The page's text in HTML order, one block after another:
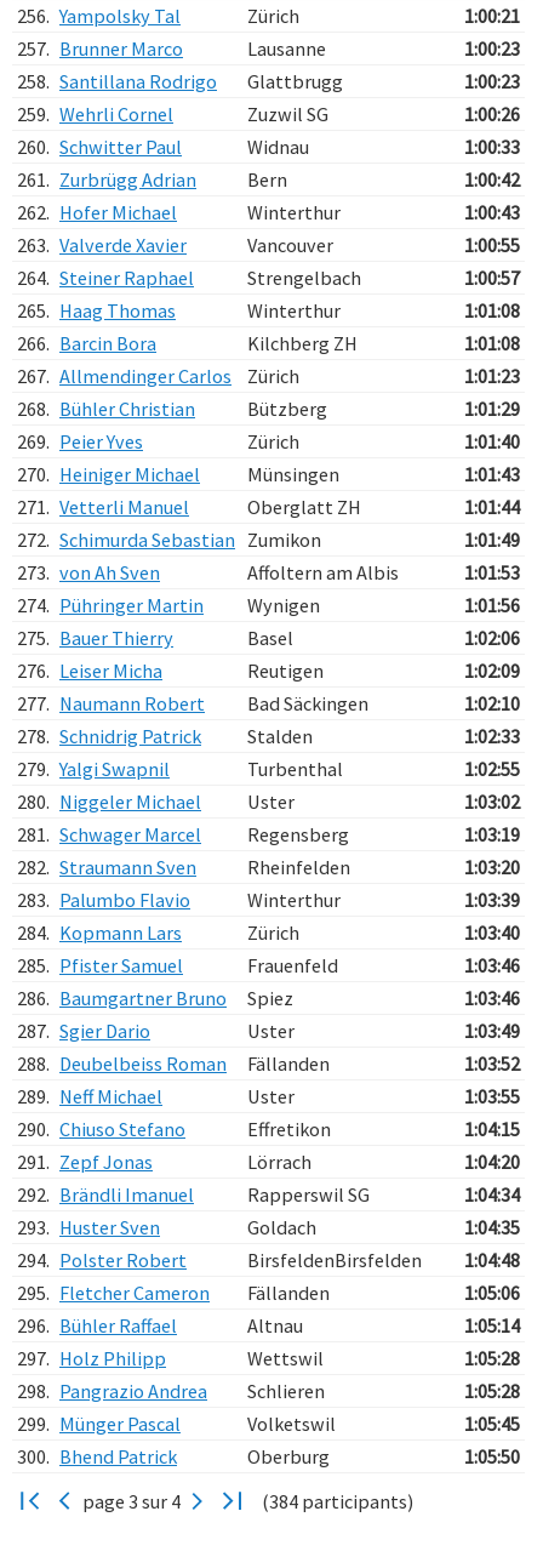
256. Yampolsky Tal Zürich
1:00:21
257. Brunner Marco Lausanne
1:00:23
258. Santillana Rodrigo Glattbrugg
1:00:23
259. Wehrli Cornel Zuzwil SG
1:00:26
260. Schwitter Paul Widnau
1:00:33
261. Zurbrügg Adrian Bern
1:00:42
262. Hofer Michael Winterthur
1:00:43
263. Valverde Xavier Vancouver
1:00:55
264. Steiner Raphael Strengelbach
1:00:57
265. Haag Thomas Winterthur
1:01:08
266. Barcin Bora Kilchberg ZH
1:01:08
267. Allmendinger Carlos Zürich
1:01:23
268. Bühler Christian Bützberg
1:01:29
269. Peier Yves Zürich
1:01:40
270. Heiniger Michael Münsingen
1:01:43
271. Vetterli Manuel Oberglatt ZH
1:01:44
272. Schimurda Sebastian Zumikon
1:01:49
273. von Ah Sven Affoltern am Albis
1:01:53
274. Pühringer Martin Wynigen
1:01:56
275. Bauer Thierry Basel
1:02:06
276. Leiser Micha Reutigen
1:02:09
277. Naumann Robert Bad Säckingen
1:02:10
278. Schnidrig Patrick Stalden
1:02:33
279. Yalgi Swapnil Turbenthal
1:02:55
280. Niggeler Michael Uster
1:03:02
281. Schwager Marcel Regensberg
1:03:19
282. Straumann Sven Rheinfelden
1:03:20
283. Palumbo Flavio Winterthur
1:03:39
284. Kopmann Lars Zürich
1:03:40
285. Pfister Samuel Frauenfeld
1:03:46
286. Baumgartner Bruno Spiez
1:03:46
287. Sgier Dario Uster
1:03:49
288. Deubelbeiss Roman Fällanden
1:03:52
289. Neff Michael Uster
1:03:55
290. Chiuso Stefano Effretikon
1:04:15
291. Zepf Jonas Lörrach
1:04:20
292. Brändli Imanuel Rapperswil SG
1:04:34
293. Huster Sven Goldach
1:04:35
294. Polster Robert BirsfeldenBirsfelden
1:04:48
295. Fletcher Cameron Fällanden
1:05:06
296. Bühler Raffael Altnau
1:05:14
297. Holz Philipp Wettswil
1:05:28
298. Pangrazio Andrea Schlieren
1:05:28
299. Münger Pascal Volketswil
1:05:45
300. Bhend Patrick Oberburg
1:05:50
page 3 sur 4
(384 participants)